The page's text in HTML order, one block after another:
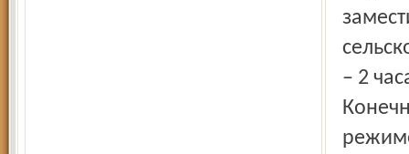
– 2